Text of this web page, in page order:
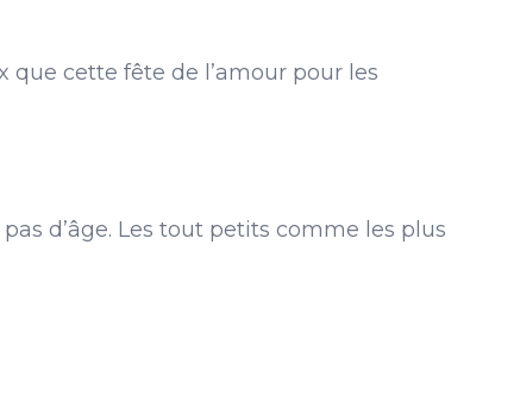
que cette fête de l’amour pour les
d’âge. Les tout petits comme les plus